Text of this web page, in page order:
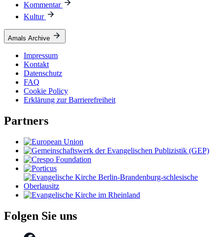
Kommentar
Kultur
Amals Archive
Impressum
Kontakt
Datenschutz
FAQ
Cookie Policy
Erklärung zur Barrierefreiheit
Partners
Folgen Sie uns